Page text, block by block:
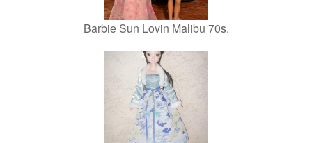
Barbie Sun Lovin Malibu 70s.